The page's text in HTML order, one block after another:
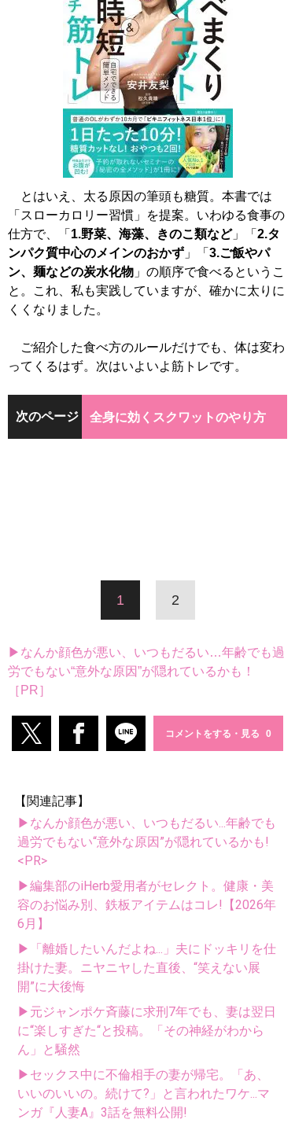
とはいえ、太る原因の筆頭も糖質。本書では
「スローカロリー習慣」を提案。いわゆる食事の
仕方で、「 1.野菜、海藻、きのこ類など」「 2.タ
ンパク質中心のメインのおかず 」「 3.ご飯やパ
ン、麺などの炭水化物 」の順序で食べるというこ
と。これ、私も実践していますが、確かに太りに
くくなりました。
ご紹介した食べ方のルールだけでも、体は変わ
ってくるはず。次はいよいよ筋トレです。
次のページ 全身に効くスクワットのやり方
1 2
▶なんか顔色が悪い、いつもだるい…年齢でも過
労でもない“意外な原因”が隠れているかも！
［PR］
コメントをする・見る
【関連記事】
▶なんか顔色が悪い、いつもだるい...年齢でも
過労でもない“意外な原因”が隠れているかも!
<PR>
▶編集部のiHerb愛用者がセレクト。健康・美
容のお悩み別、鉄板アイテムはコレ!【2026年
6月】
▶「離婚したいんだよね...」夫にドッキリを仕
掛けた妻。ニヤニヤした直後、“笑えない展
開”に大後悔
▶元ジャンポケ斉藤に求刑7年でも、妻は翌日
に“楽しすぎた“と投稿。「その神経がわから
ん」と騒然
▶セックス中に不倫相手の妻が帰宅。「あ、
いいのいいの。続けて?」と言われたワケ...マ
ンガ『人妻A』3話を無料公開!